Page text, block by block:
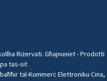
Riżervati. Għajnuniet-Prodotti
tas-sit
tal-Kummerċ Elettroniku Ċina,